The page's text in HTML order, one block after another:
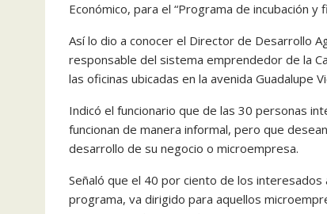
Económico, para el “Programa de incubación
Así lo dio a conocer el Director de Desarrollo
responsable del sistema emprendedor de la
las oficinas ubicadas en la avenida Guadalupe
Indicó el funcionario que de las 30 personas
funcionan de manera informal, pero que
desarrollo de su negocio o microempresa.
Señaló que el 40 por ciento de los
programa, va dirigido para aquellos